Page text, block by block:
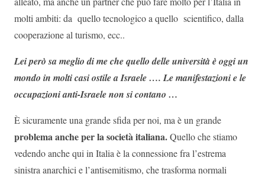
molti ambiti: da quello tecnologico a quello scientifico, dalla
cooperazione al turismo, ecc..
Lei però sa meglio di me che quello delle università è oggi un
mondo in molti casi ostile a Israele …. Le manifestazioni e le
occupazioni anti-Israele non si contano …
È sicuramente una grande sfida per noi, ma è un grande
problema anche per la società italiana.Quello che stiamo
vedendo anche qui in Italia è la connessione fra l’estrema
sinistra anarchici e l’antisemitismo, che trasforma normali